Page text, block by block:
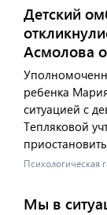
Детский
Асмолова о
ребенка
ситуацией с
Тепляковой
Психологическая
Мы в